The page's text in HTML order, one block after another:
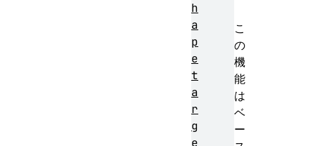
こ
の
機
能
は
ベ
ー
h
a
p
e
t
a
r
g